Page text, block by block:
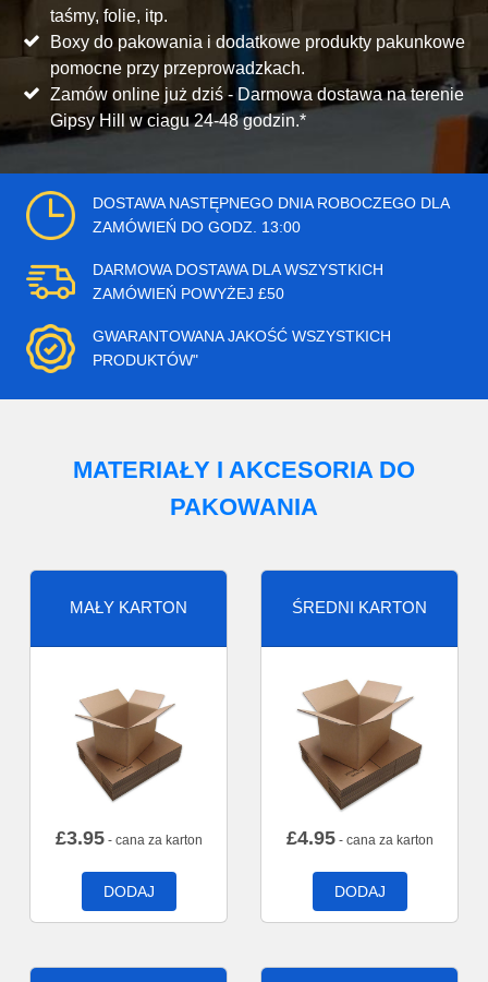
taśmy, folie, itp.
Boxy do pakowania i dodatkowe produkty pakunkowe
pomocne przy przeprowadzkach.
Zamów online już dziś - Darmowa dostawa na terenie
Gipsy Hill w ciagu 24-48 godzin.*
DOSTAWA NASTĘPNEGO DNIA ROBOCZEGO DLA
ZAMÓWIEŃ DO GODZ. 13:00
DARMOWA DOSTAWA DLA WSZYSTKICH
ZAMÓWIEŃ POWYŻEJ £50
GWARANTOWANA JAKOŚĆ WSZYSTKICH
PRODUKTÓW"
MATERIAŁY I AKCESORIA DO
PAKOWANIA
MAŁY KARTON
£3.95- cana za karton
DODAJ
ŚREDNI KARTON
£4.95- cana za karton
DODAJ